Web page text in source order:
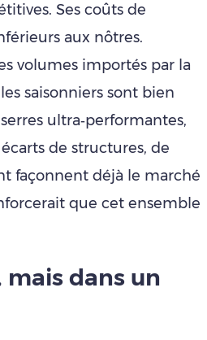
Ses coûts de
aux nôtres.
volumes importés par la
saisonniers sont bien
ultra‑performantes,
de structures, de
façonnent déjà le marché
que cet ensemble
mais dans un